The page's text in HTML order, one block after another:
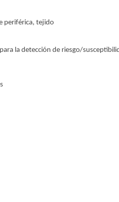
periférica, tejido
la detección de riesgo/